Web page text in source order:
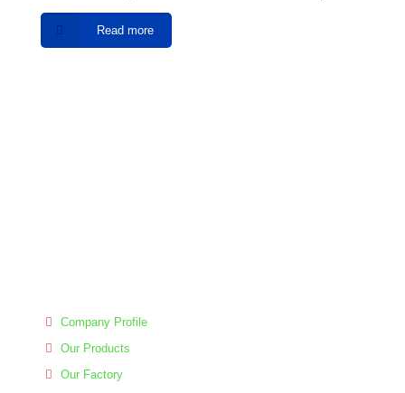
Read more
Company Profile
Our Products
Our Factory